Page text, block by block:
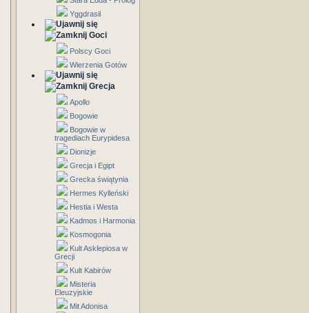
Yggdrasil
Goci
Polscy Goci
Wierzenia Gotów
Grecja
Apollo
Bogowie
Bogowie w
tragediach Eurypidesa
Dionizje
Grecja i Egipt
Grecka świątynia
Hermes Kylleński
Hestia i Westa
Kadmos i Harmonia
Kosmogonia
Kult Asklepiosa w
Grecji
Kult Kabirów
Misteria
Eleuzyjskie
Mit Adonisa